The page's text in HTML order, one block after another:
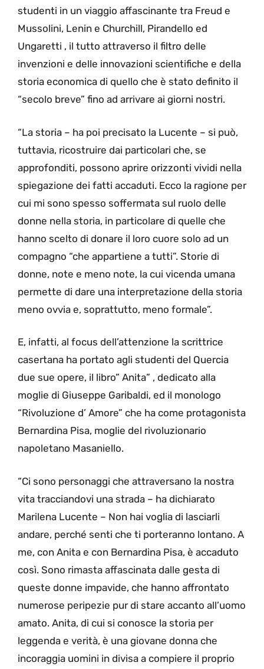
studenti in un viaggio affascinante tra Freud e
Mussolini, Lenin e Churchill, Pirandello ed
Ungaretti , il tutto attraverso il filtro delle
invenzioni e delle innovazioni scientifiche e della
storia economica di quello che è stato definito il
“secolo breve” fino ad arrivare ai giorni nostri.
“La storia – ha poi precisato la Lucente – si può,
tuttavia, ricostruire dai particolari che, se
approfonditi, possono aprire orizzonti vividi nella
spiegazione dei fatti accaduti. Ecco la ragione per
cui mi sono spesso soffermata sul ruolo delle
donne nella storia, in particolare di quelle che
hanno scelto di donare il loro cuore solo ad un
compagno “che appartiene a tutti”. Storie di
donne, note e meno note, la cui vicenda umana
permette di dare una interpretazione della storia
meno ovvia e, soprattutto, meno formale”.
E, infatti, al focus dell’attenzione la scrittrice
casertana ha portato agli studenti del Quercia
due sue opere, il libro” Anita” , dedicato alla
moglie di Giuseppe Garibaldi, ed il monologo
“Rivoluzione d’ Amore” che ha come protagonista
Bernardina Pisa, moglie del rivoluzionario
napoletano Masaniello.
“Ci sono personaggi che attraversano la nostra
vita tracciandovi una strada – ha dichiarato
Marilena Lucente – Non hai voglia di lasciarli
andare, perché senti che ti porteranno lontano. A
me, con Anita e con Bernardina Pisa, è accaduto
così. Sono rimasta affascinata dalle gesta di
queste donne impavide, che hanno affrontato
numerose peripezie pur di stare accanto all’uomo
amato. Anita, di cui si conosce la storia per
leggenda e verità, è una giovane donna che
incoraggia uomini in divisa a compiere il proprio